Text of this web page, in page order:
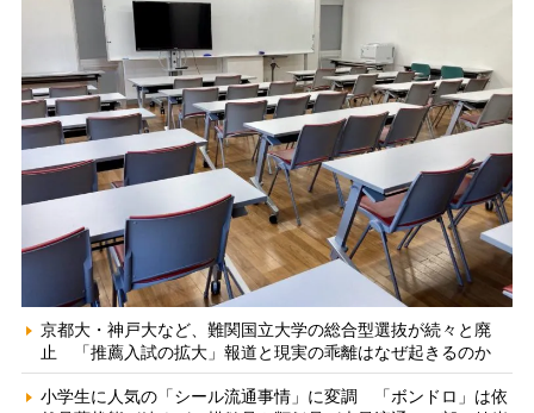
京都大・神戸大など、難関国立大学の総合型選抜が続々と廃
止 「推薦入試の拡大」報道と現実の乖離はなぜ起きるのか
小学生に人気の「シール流通事情」に変調 「ボンドロ」は依